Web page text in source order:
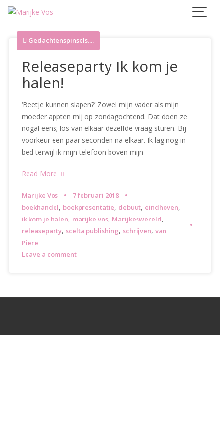
Skip
content
Gedachtenspinsels....
Releaseparty Ik kom je
halen!
‘Beetje kunnen slapen?’ Zowel mijn vader als mijn
moeder appten mij op zondagochtend. Dat doen ze
nogal eens; los van elkaar dezelfde vraag sturen. Bij
voorkeur een paar seconden na elkaar. Ik lag nog in
bed terwijl ik mijn telefoon boven mijn
Read More
Marijke Vos
7 februari 2018
boekhandel, boekpresentatie, debuut, eindhoven,
ik kom je halen, marijke vos, Marijkeswereld,
releaseparty,scelta publishing,schrijven,van
Piere
Leave a comment